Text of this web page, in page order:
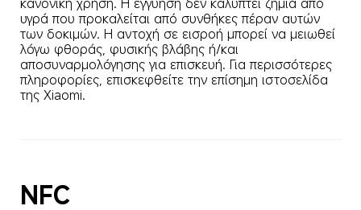
υγρά που προκαλείται από συνθήκες πέραν αυτών
των δοκιμών. Η αντοχή σε εισροή μπορεί να μειωθεί
λόγω φθοράς, φυσικής βλάβης ή/και
αποσυναρμολόγησης για επισκευή. Για περισσότερες
πληροφορίες, επισκεφθείτε την επίσημη ιστοσελίδα
της Xiaomi.
NFC